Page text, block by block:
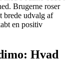
Brugerne roser
brede udvalg af
en positiv
Hvad